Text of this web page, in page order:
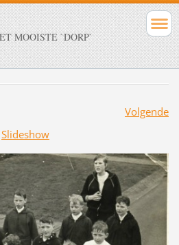
MOOISTE `DORP`
Volgende
Slideshow